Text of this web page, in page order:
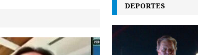
DEPORTES